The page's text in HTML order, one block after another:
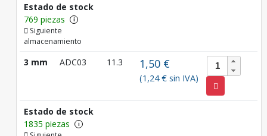
Estado de stock
769 piezas
i
Siguiente
almacenamiento
3 mm ADC03 11.3 1,50 €
(1,24 € sin IVA)
Estado de stock
1835 piezas
i